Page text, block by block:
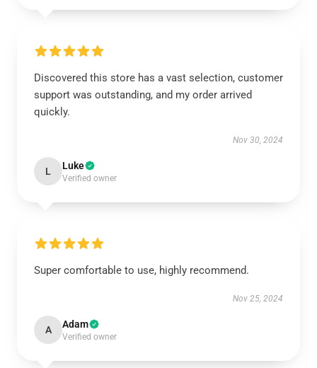
Discovered this store has a vast selection, customer
support was outstanding, and my order arrived
quickly.
Nov 30, 2024
L Luke
Verified owner
Super comfortable to use, highly recommend.
Nov 25, 2024
A Adam
Verified owner